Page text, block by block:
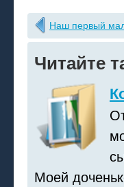
Наш первый
Читайте
Моей